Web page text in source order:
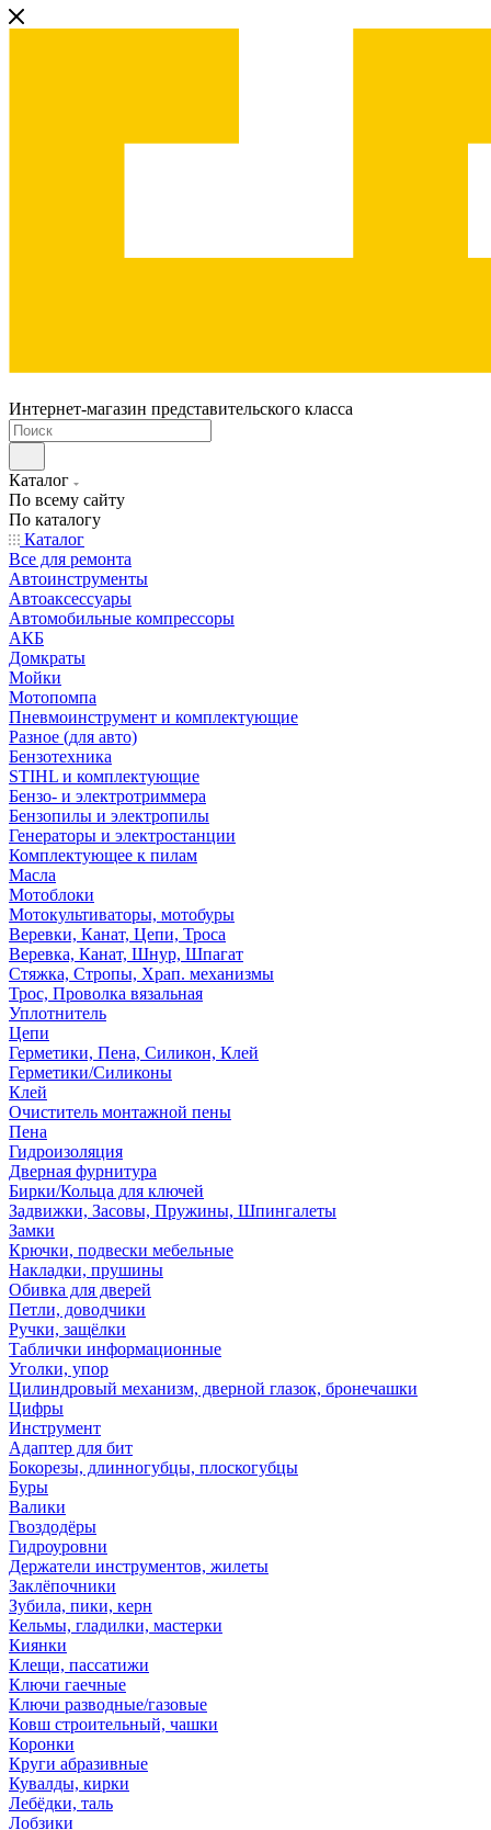
Интернет-магазин представительского класса
Каталог
По всему сайту
По каталогу
Каталог
Все для ремонта
Автоинструменты
Автоаксессуары
Автомобильные компрессоры
АКБ
Домкраты
Мойки
Мотопомпа
Пневмоинструмент и комплектующие
Разное (для авто)
Бензотехника
STIHL и комплектующие
Бензо- и электротриммера
Бензопилы и электропилы
Генераторы и электростанции
Комплектующее к пилам
Масла
Мотоблоки
Мотокультиваторы, мотобуры
Веревки, Канат, Цепи, Троса
Веревка, Канат, Шнур, Шпагат
Стяжка, Стропы, Храп. механизмы
Трос, Проволка вязальная
Уплотнитель
Цепи
Герметики, Пена, Силикон, Клей
Герметики/Силиконы
Клей
Очиститель монтажной пены
Пена
Гидроизоляция
Дверная фурнитура
Бирки/Кольца для ключей
Задвижки, Засовы, Пружины, Шпингалеты
Замки
Крючки, подвески мебельные
Накладки, прушины
Обивка для дверей
Петли, доводчики
Ручки, защёлки
Таблички информационные
Уголки, упор
Цилиндровый механизм, дверной глазок, бронечашки
Цифры
Инструмент
Адаптер для бит
Бокорезы, длинногубцы, плоскогубцы
Буры
Валики
Гвоздодёры
Гидроуровни
Держатели инструментов, жилеты
Заклёпочники
Зубила, пики, керн
Кельмы, гладилки, мастерки
Киянки
Клещи, пассатижи
Ключи гаечные
Ключи разводные/газовые
Ковш строительный, чашки
Коронки
Круги абразивные
Кувалды, кирки
Лебёдки, таль
Лобзики